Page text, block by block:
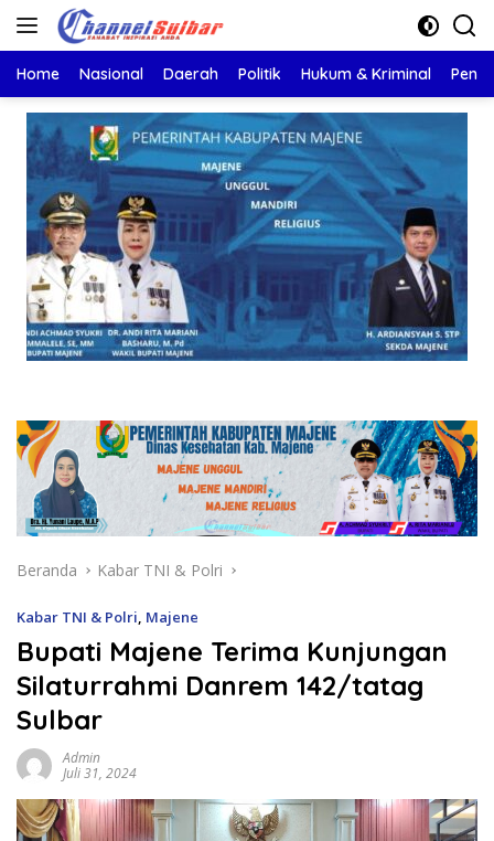
Langsung
Home Nasional Daerah Politik Hukum & Kriminal
Beranda Kabar TNI & Polri
Kabar TNI & Polri Majene
Bupati Majene Terima Kunjungan
Silaturrahmi Danrem 142/tatag
Sulbar
Admin
Juli 31, 2024